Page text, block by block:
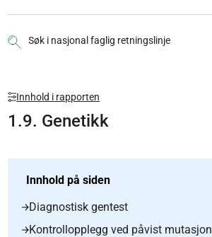
Søk i nasjonal faglig retningslinje
Innhold i rapporten
1.9. Genetikk
Innhold på siden
Diagnostisk gentest
Kontrollopplegg ved påvist mutasjon